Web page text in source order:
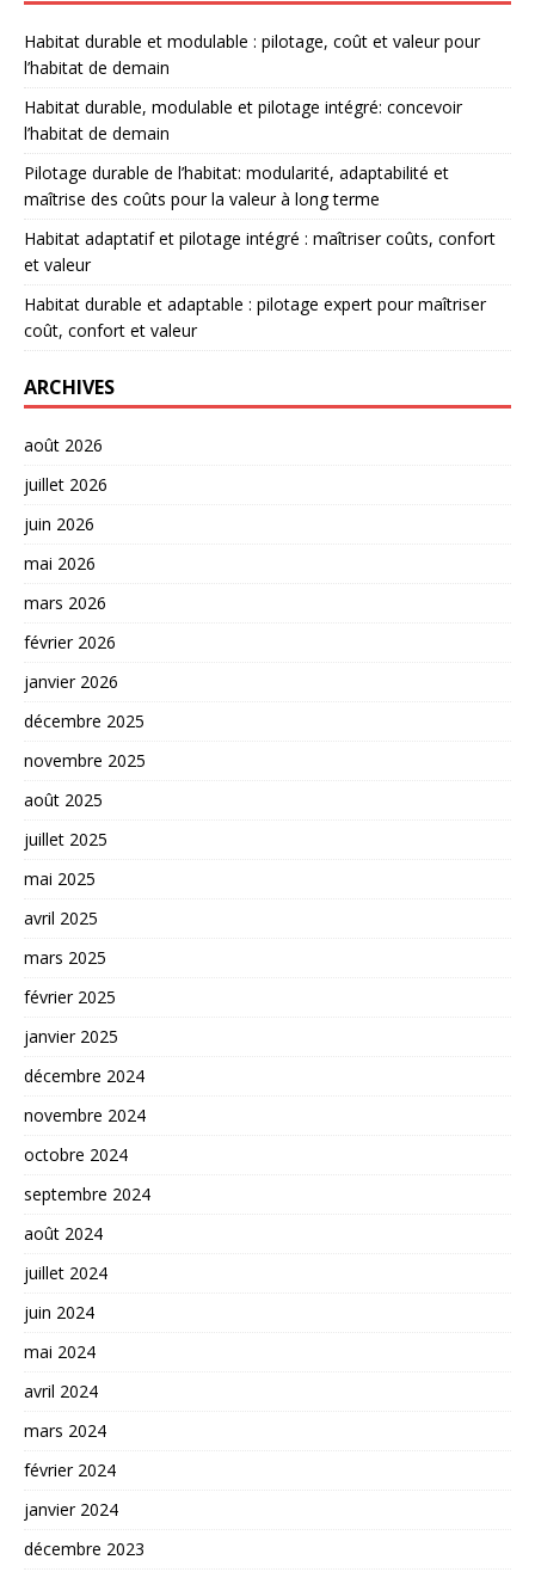
Habitat durable et modulable : pilotage, coût et valeur pour
l’habitat de demain
Habitat durable, modulable et pilotage intégré: concevoir
l’habitat de demain
Pilotage durable de l’habitat: modularité, adaptabilité et
maîtrise des coûts pour la valeur à long terme
Habitat adaptatif et pilotage intégré : maîtriser coûts, confort
et valeur
Habitat durable et adaptable : pilotage expert pour maîtriser
coût, confort et valeur
ARCHIVES
août 2026
juillet 2026
juin 2026
mai 2026
mars 2026
février 2026
janvier 2026
décembre 2025
novembre 2025
août 2025
juillet 2025
mai 2025
avril 2025
mars 2025
février 2025
janvier 2025
décembre 2024
novembre 2024
octobre 2024
septembre 2024
août 2024
juillet 2024
juin 2024
mai 2024
avril 2024
mars 2024
février 2024
janvier 2024
décembre 2023